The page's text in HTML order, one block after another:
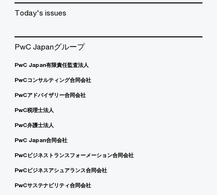
Today's issues
PwC Japanグループ
PwC Japan有限責任監査法人
PwCコンサルティング合同会社
PwCアドバイザリー合同会社
PwC税理士法人
PwC弁護士法人
PwC Japan合同会社
PwCビジネストランスフォーメーション合同会社
PwCビジネスアシュアランス合同会社
PwCサステナビリティ合同会社